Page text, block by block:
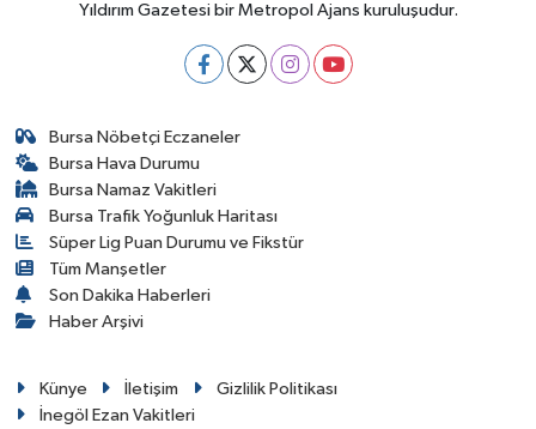
Yıldırım Gazetesi bir Metropol Ajans kuruluşudur.
Bursa Nöbetçi Eczaneler
Bursa Hava Durumu
Bursa Namaz Vakitleri
Bursa Trafik Yoğunluk Haritası
Süper Lig Puan Durumu ve Fikstür
Tüm Manşetler
Son Dakika Haberleri
Haber Arşivi
Künye İletişim
Gizlilik Politikası
İnegöl Ezan Vakitleri